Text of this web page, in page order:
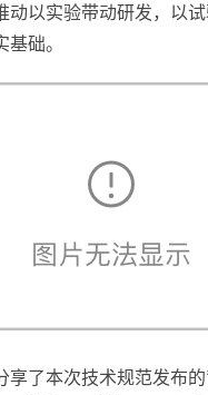
动以实验带动研发，以
础。
享了本次技术规范发布